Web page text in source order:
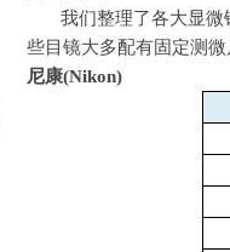
我们整理了各大显微
些目镜大多配有固定测
尼康(Nikon)